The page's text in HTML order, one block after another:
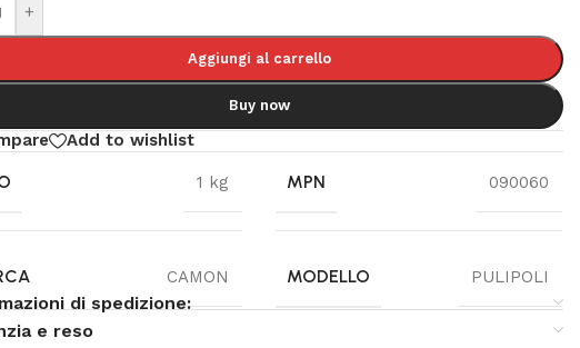
+
Aggiungi al carrello
Buy now
Add to wishlist
1 kg MPN 090060
CAMON MODELLO PULIPOLI
di spedizione:
e reso